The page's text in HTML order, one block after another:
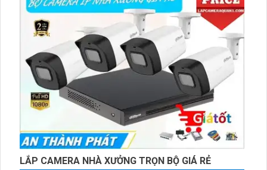
LẮP CAMERA NHÀ XƯỞNG TRỌN BỘ GIÁ RẺ